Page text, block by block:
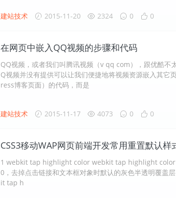
建站技术 2015-11-20 2324 0 0
在网页中嵌入QQ视频的步骤和代码
QQ视频，或者我们叫腾讯视频（v qq com），跟优酷不
Q视频并没有提供可以让我们便捷地将视频资源嵌入其它
ress博客页面）的代码，而是
建站技术 2015-11-17 4073 0 0
CSS3移动WAP网页前端开发常用重置默认样
1 webkit tap highlight color webkit tap highlight color
0，去掉点击链接和文本框对象时默认的灰色半透明覆盖
it tap h